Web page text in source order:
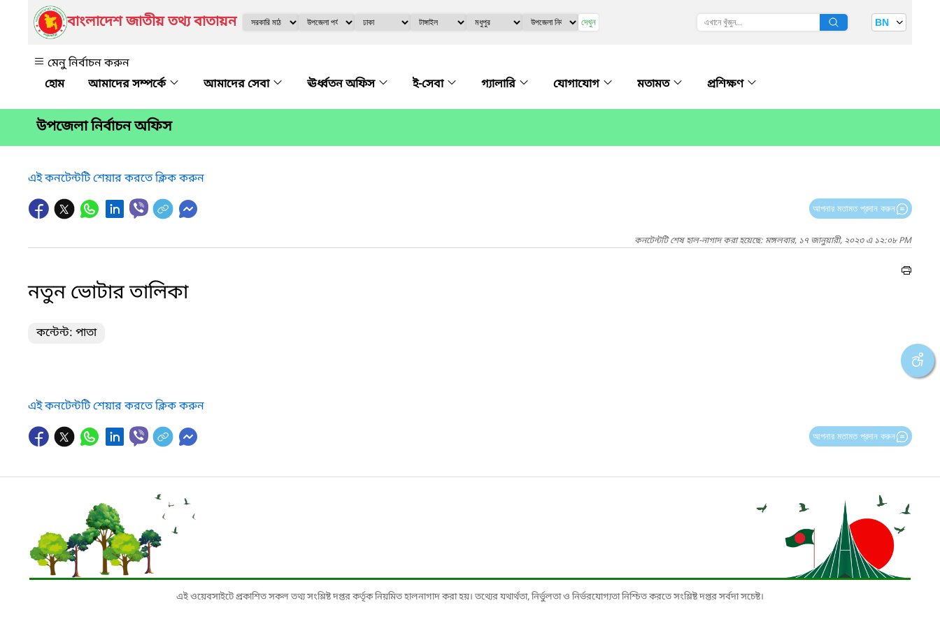
বাংলাদেশ জাতীয় তথ্য বাতায়ন দেখুন BN
মেনু নির্বাচন করুন
আমাদের সম্পর্কে
আমাদের সেবা ঊর্ধ্বতন অফিস ই-সেবা গ্যালারি যোগাযোগ মতামত প্রশিক্ষণ
উপজেলা নির্বাচন অফিস
এই কনটেন্টটি শেয়ার করতে ক্লিক করুন
আপনার মতামত প্রদান করুন
কনটেন্টটি শেষ হাল-নাগাদ করা হয়েছে: মঙ্গলবার, ১৭ জানুয়ারী, ২০২৩ এ ১২:০৮ PM
নতুন ভোটার তালিকা
কন্টেন্ট: পাতা
এই কনটেন্টটি শেয়ার করতে ক্লিক করুন
আপনার মতামত প্রদান করুন
এই ওয়েবসাইটে প্রকাশিত সকল তথ্য সংশ্লিষ্ট দপ্তর কর্তৃক নিয়মিত হালনাগাদ করা হয়। তথ্যের যথার্থতা, নির্ভুলতা ও নির্ভরযোগ্যতা নিশ্চিত করতে সংশ্লিষ্ট দপ্তর সর্বদা সচেষ্ট।